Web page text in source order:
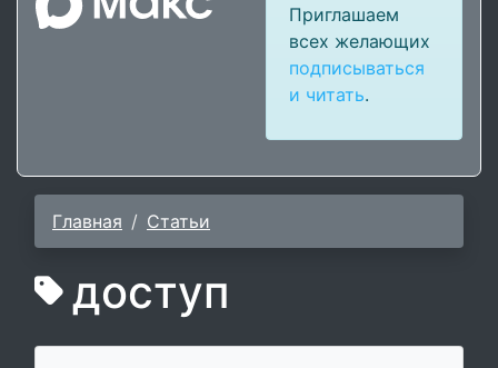
Приглашаем
всех желающих
подписываться
и читать.
Главная Статьи
доступ